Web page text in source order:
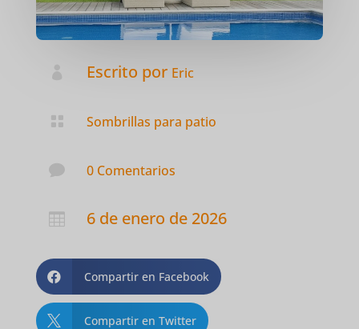
Escrito por Eric
 Sombrillas para patio
 0 Comentarios
 6 de enero de 2026
 Compartir en Facebook
 Compartir en Twitter